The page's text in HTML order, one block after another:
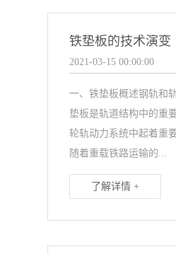
铁垫板的技术演变
2021-03-15 00:00:00
一、铁垫板概述钢轨和
垫板是轨道结构中的重
轮轨动力系统中起着重
随着重载铁路运输的...
了解详情 +